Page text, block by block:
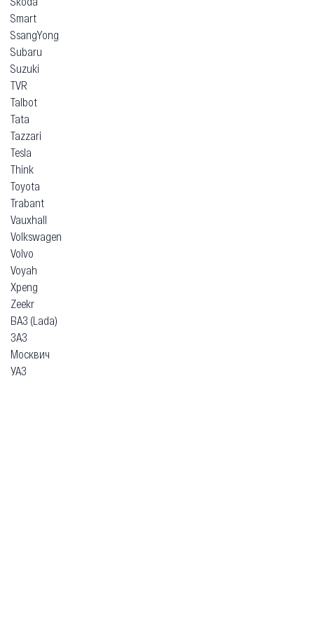
Smart
SsangYong
Subaru
Suzuki
TVR
Talbot
Tata
Tazzari
Tesla
Think
Toyota
Trabant
Vauxhall
Volkswagen
Volvo
Voyah
Xpeng
Zeekr
ВАЗ (Lada)
ЗАЗ
Москвич
УАЗ